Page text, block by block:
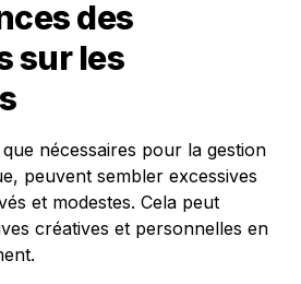
des
sur les
nécessaires pour la gestion
peuvent sembler excessives
et modestes. Cela peut
créatives et personnelles en